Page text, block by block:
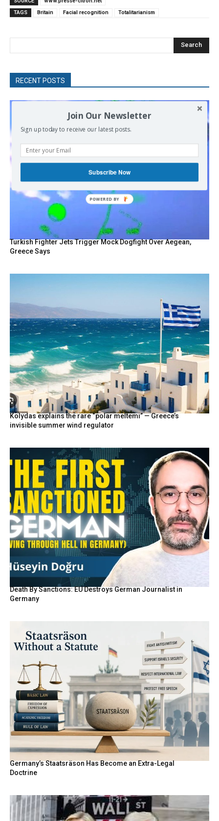
TAGS
Britain Facial recognition Totalitarianism
Search
RECENT POSTS
Turkish Fighter Jets Trigger Mock Dogfight Over Aegean,
Greece Says
Kolydas explains the rare “polar meltemi” — Greece’s
invisible summer wind regulator
Death By Sanctions: EU Destroys German Journalist in
Germany
Germany’s Staatsräson Has Become an Extra-Legal
Doctrine
Join Our Newsletter
Sign up today to receive our latest posts.
Subscribe Now
POWERED
BY